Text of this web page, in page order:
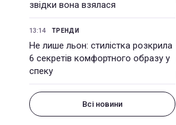
звідки вона взялася
13:14 ТРЕНДИ
Не лише льон: стилістка розкрила
6 секретів комфортного образу у
спеку
Всі новини